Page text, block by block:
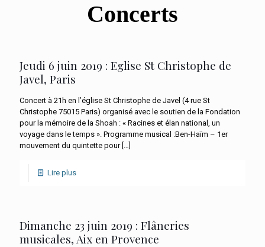
Concerts
Jeudi 6 juin 2019 : Eglise St Christophe de
Javel, Paris
Concert à 21h en l’église St Christophe de Javel (4 rue St
Christophe 75015 Paris) organisé avec le soutien de la Fondation
pour la mémoire de la Shoah : « Racines et élan national, un
voyage dans le temps ». Programme musical :Ben-Haïm – 1er
mouvement du quintette pour[…]
Lire plus
Dimanche 23 juin 2019 : Flâneries
musicales, Aix en Provence